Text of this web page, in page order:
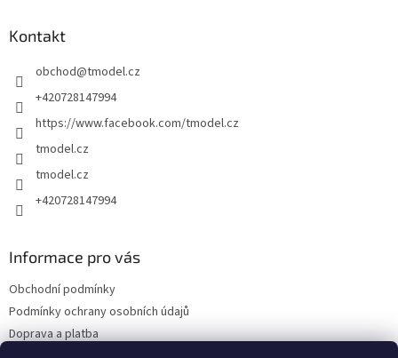
Kontakt
obchod@tmodel.cz
+420728147994
https://www.facebook.com/tmodel.cz
tmodel.cz
tmodel.cz
+420728147994
Informace pro vás
Obchodní podmínky
Podmínky ochrany osobních údajů
Doprava a platba